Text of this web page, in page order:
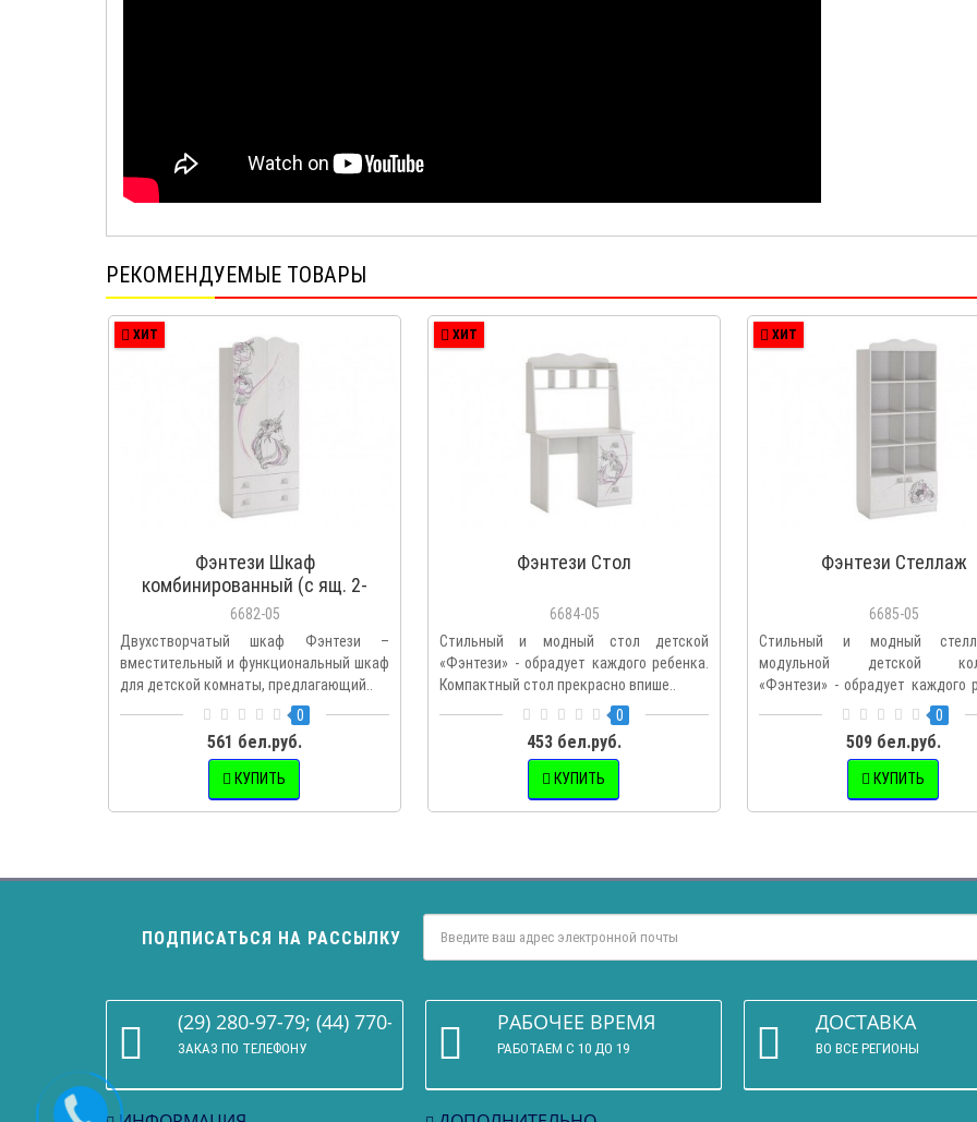
РЕКОМЕНДУЕМЫЕ ТОВАРЫ
ХИТ
Фэнтези Шкаф
комбинированный (с ящ. 2-
створчатый)
6682-05
Двухстворчатый шкаф Фэнтези –
вместительный и функциональный шкаф
для детской комнаты, предлагающий..
0
561 бел.руб.
КУПИТЬ
ХИТ
Фэнтези Стол
6684-05
Стильный и модный стол детской
«Фэнтези» - обрадует каждого ребенка.
Компактный стол прекрасно впише..
0
453 бел.руб.
КУПИТЬ
ХИТ
Фэнтези Стеллаж
6685-05
Стильный и модный
модульной детской
«Фэнтези» - обрадует каждого
0
509 бел.руб.
КУПИТЬ
ПОДПИСАТЬСЯ НА РАССЫЛКУ
(29) 280-97-79; (44) 770-86-68
ЗАКАЗ ПО ТЕЛЕФОНУ
РАБОЧЕЕ ВРЕМЯ
РАБОТАЕМ С 10 ДО 19
ДОСТАВКА
ВО ВСЕ РЕГИОНЫ